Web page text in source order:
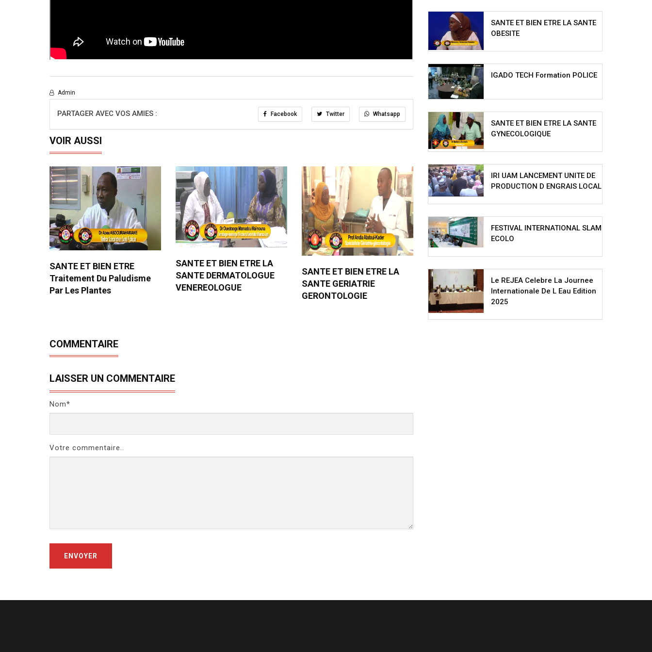
Admin
PARTAGER AVEC VOS AMIES : Facebook Twitter Whatsapp
VOIR AUSSI
SANTE ET BIEN ETRE
Traitement Du Paludisme
Par Les Plantes
SANTE ET BIEN ETRE LA
SANTE DERMATOLOGUE
VENEREOLOGUE
SANTE ET BIEN ETRE LA
SANTE GERIATRIE
GERONTOLOGIE
COMMENTAIRE
LAISSER UN COMMENTAIRE
Nom*
Votre commentaire..
ENVOYER
SANTE ET BIEN ETRE LA SANTE
OBESITE
IGADO TECH Formation POLICE
SANTE ET BIEN ETRE LA SANTE
GYNECOLOGIQUE
IRI UAM LANCEMENT UNITE DE
PRODUCTION D ENGRAIS LOCAL
FESTIVAL INTERNATIONAL SLAM
ECOLO
Le REJEA Celebre La Journee
Internationale De L Eau Edition
2025